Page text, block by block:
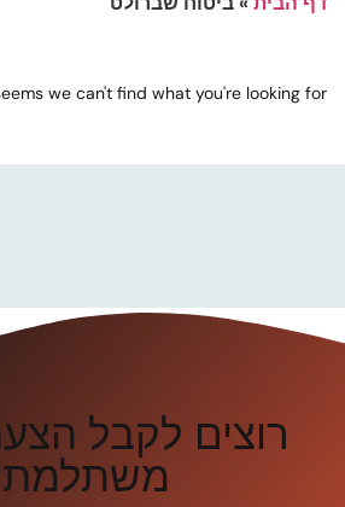
we can't find what you're looking for.
רוצים לקבל